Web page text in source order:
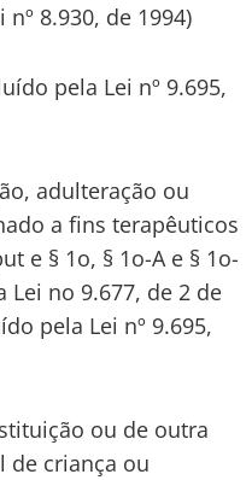
8.930, de 1994)
pela Lei nº 9.695,
adulteração ou
a fins terapêuticos
e § 1o, § 1o-A e § 1o-
Lei no 9.677, de 2 de
pela Lei nº 9.695,
ou de outra
de criança ou